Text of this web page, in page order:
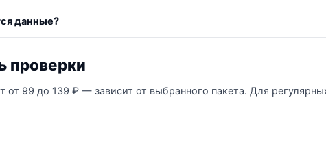
данные?
проверки
от 99 до 139 ₽ — зависит от выбранного пакета. Для